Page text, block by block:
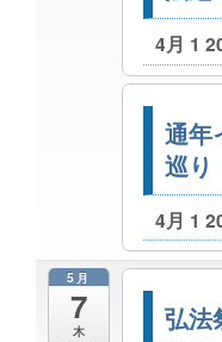
4月 1
通年
巡り
4月 1
5月
7
木 弘法